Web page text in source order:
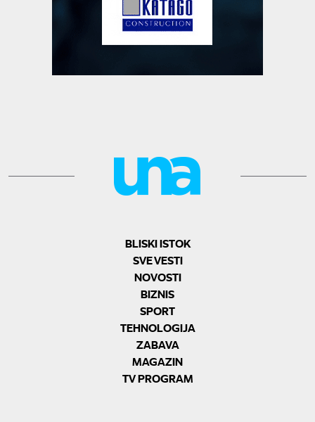
BLISKI ISTOK
SVE VESTI
NOVOSTI
BIZNIS
SPORT
TEHNOLOGIJA
ZABAVA
MAGAZIN
TV PROGRAM